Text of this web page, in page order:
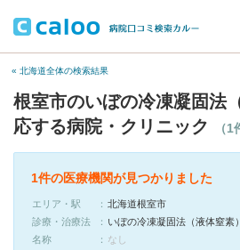
« 北海道全体の検索結果
根室市のいぼの冷凍凝固法
応する病院・クリニック
（1
1件の医療機関が見つかりました
エリア・駅
北海道根室市
診療・治療法
いぼの冷凍凝固法（液体窒素）
名称
なし